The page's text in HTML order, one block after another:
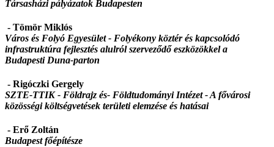
Társasházi pályázatok Budapesten
- Tömör Miklós
Város és Folyó Egyesület - Folyékony köztér és kapcsolódó
infrastruktúra fejlesztés alulról szerveződő eszközökkel a
Budapesti Duna-parton
- Rigóczki Gergely
SZTE-TTIK - Földrajz és- Földtudományi Intézet -A fővárosi
közösségi költségvetések területi elemzése és hatásai
- Erő Zoltán
Budapest főépítésze